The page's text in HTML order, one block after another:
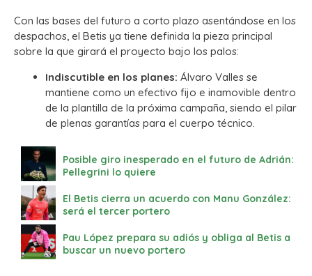
Con las bases del futuro a corto plazo asentándose en los
despachos, el Betis ya tiene definida la pieza principal
sobre la que girará el proyecto bajo los palos:
Indiscutible en los planes: Álvaro Valles se
mantiene como un efectivo fijo e inamovible dentro
de la plantilla de la próxima campaña, siendo el pilar
de plenas garantías para el cuerpo técnico.
Posible giro inesperado en el futuro de Adrián:
Pellegrini lo quiere
El Betis cierra un acuerdo con Manu González:
será el tercer portero
Pau López prepara su adiós y obliga al Betis a
buscar un nuevo portero